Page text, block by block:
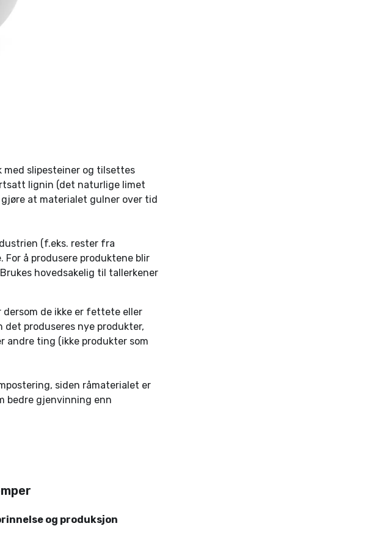
med slipesteiner og tilsettes
lignin (det naturlige limet
at materialet gulner over tid
(f.eks. rester fra
å produsere produktene blir
hovedsakelig til tallerkener
dersom de ikke er fettete eller
produseres nye produkter,
andre ting (ikke produkter som
siden råmaterialet er
bedre gjenvinning enn
og produksjon